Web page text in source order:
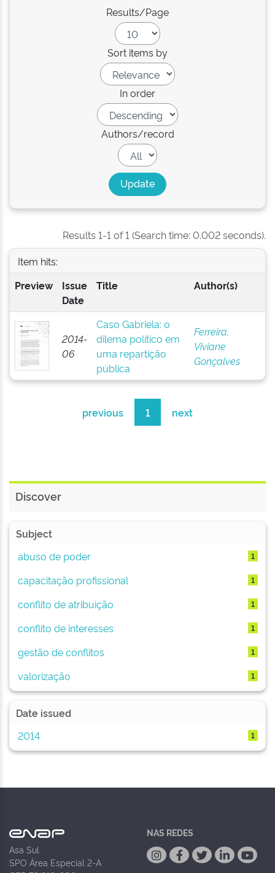
Results/Page
Sort items by
In order
Authors/record
Results 1-1 of 1 (Search time: 0.002 seconds).
Item hits:
Preview
Issue
Date
Title Author(s)
2014-
06
Caso Gabriela: o
dilema político em
uma repartição
pública
Ferreira,
Viviane
Gonçalves
previous 1 next
Discover
Subject
abuso de poder
1
capacitação profissional 1
conflito de atribuição 1
conflito de interesses 1
gestão de conflitos 1
valorização 1
Date issued
2014
1
Asa Sul
SPO Área Especial 2-A
NAS REDES